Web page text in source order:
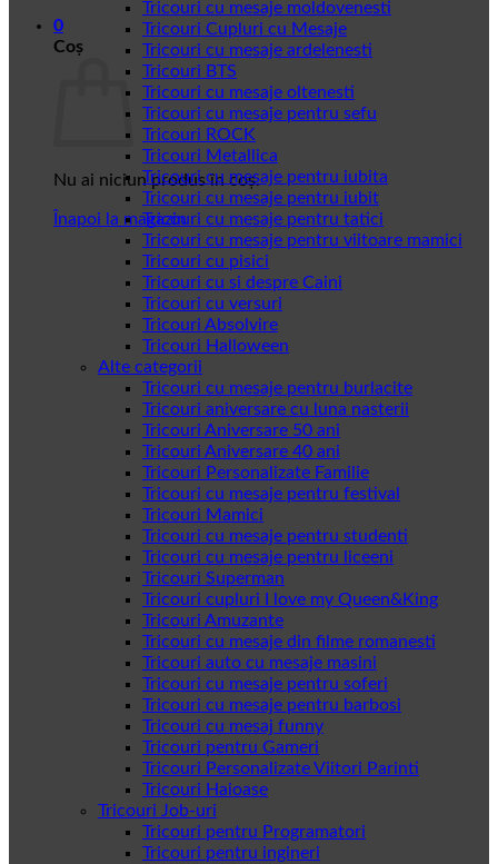
0
Coș
Nu ai niciun produs în coș.
Înapoi la magazin
Tricouri cu mesaje moldovenesti
Tricouri Cupluri cu Mesaje
Tricouri cu mesaje ardelenesti
Tricouri BTS
Tricouri cu mesaje oltenesti
Tricouri cu mesaje pentru sefu
Tricouri ROCK
Tricouri Metallica
Tricouri cu mesaje pentru iubita
Tricouri cu mesaje pentru iubit
Tricouri cu mesaje pentru tatici
Tricouri cu mesaje pentru viitoare mamici
Tricouri cu pisici
Tricouri cu si despre Caini
Tricouri cu versuri
Tricouri Absolvire
Tricouri Halloween
Alte categorii
Tricouri cu mesaje pentru burlacite
Tricouri aniversare cu luna nasterii
Tricouri Aniversare 50 ani
Tricouri Aniversare 40 ani
Tricouri Personalizate Familie
Tricouri cu mesaje pentru festival
Tricouri Mamici
Tricouri cu mesaje pentru studenti
Tricouri cu mesaje pentru liceeni
Tricouri Superman
Tricouri cupluri I love my Queen&King
Tricouri Amuzante
Tricouri cu mesaje din filme romanesti
Tricouri auto cu mesaje masini
Tricouri cu mesaje pentru soferi
Tricouri cu mesaje pentru barbosi
Tricouri cu mesaj funny
Tricouri pentru Gameri
Tricouri Personalizate Viitori Parinti
Tricouri Haioase
Tricouri Job-uri
Tricouri pentru Programatori
Tricouri pentru ingineri